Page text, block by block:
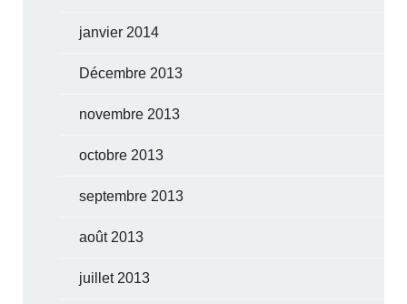
janvier 2014
Décembre 2013
novembre 2013
octobre 2013
septembre 2013
août 2013
juillet 2013